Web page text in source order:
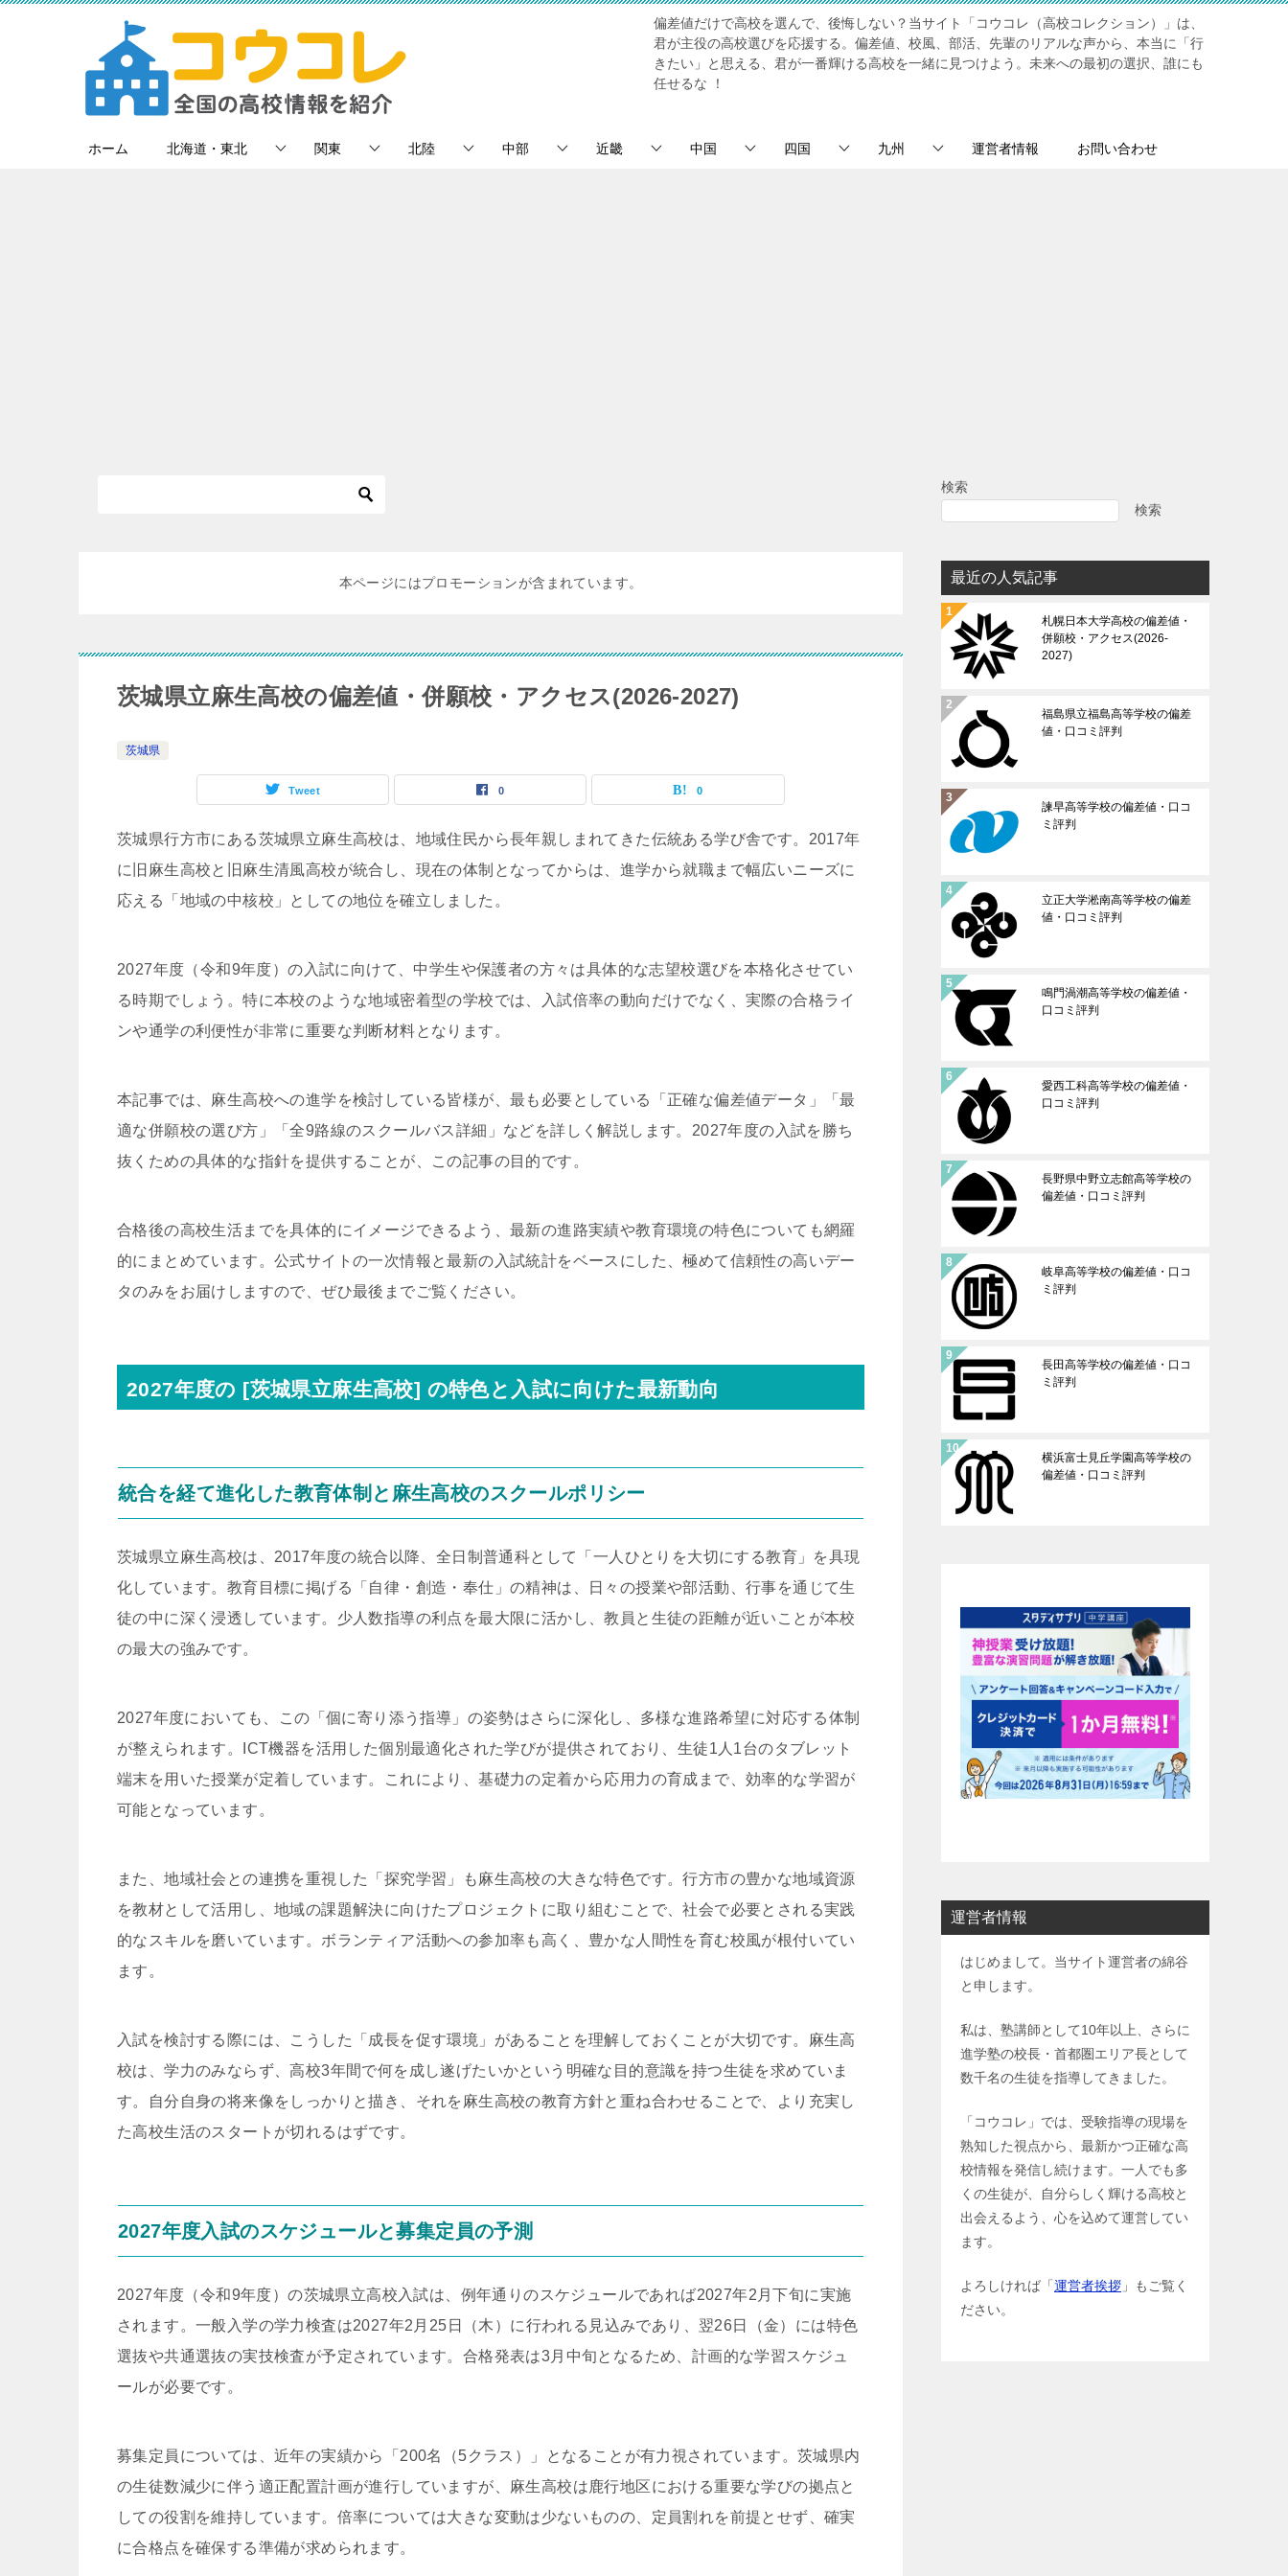
偏差値だけで高校を選んで、後悔しない？当サイト「コウコレ（高校コレクション）」は、
君が主役の高校選びを応援する。偏差値、校風、部活、先輩のリアルな声から、本当に「行
きたい」と思える、君が一番輝ける高校を一緒に見つけよう。未来への最初の選択、誰にも
任せるな ！
ホーム 北海道・東北 関東 北陸 中部 近畿 中国 四国 九州 運営者情報 お問い合わせ
本ページにはプロモーションが含まれています。
茨城県立麻生高校の偏差値・併願校・アクセス(2026-2027)
茨城県
Tweet 0 0
茨城県行方市にある茨城県立麻生高校は、地域住民から長年親しまれてきた伝統ある学び舎です。2017年
に旧麻生高校と旧麻生清風高校が統合し、現在の体制となってからは、進学から就職まで幅広いニーズに
応える「地域の中核校」としての地位を確立しました。
2027年度（令和9年度）の入試に向けて、中学生や保護者の方々は具体的な志望校選びを本格化させてい
る時期でしょう。特に本校のような地域密着型の学校では、入試倍率の動向だけでなく、実際の合格ライ
ンや通学の利便性が非常に重要な判断材料となります。
本記事では、麻生高校への進学を検討している皆様が、最も必要としている「正確な偏差値データ」「最
適な併願校の選び方」「全9路線のスクールバス詳細」などを詳しく解説します。2027年度の入試を勝ち
抜くための具体的な指針を提供することが、この記事の目的です。
合格後の高校生活までを具体的にイメージできるよう、最新の進路実績や教育環境の特色についても網羅
的にまとめています。公式サイトの一次情報と最新の入試統計をベースにした、極めて信頼性の高いデー
タのみをお届けしますので、ぜひ最後までご覧ください。
2027年度の [茨城県立麻生高校] の特色と入試に向けた最新動向
統合を経て進化した教育体制と麻生高校のスクールポリシー
茨城県立麻生高校は、2017年度の統合以降、全日制普通科として「一人ひとりを大切にする教育」を具現
化しています。教育目標に掲げる「自律・創造・奉仕」の精神は、日々の授業や部活動、行事を通じて生
徒の中に深く浸透しています。少人数指導の利点を最大限に活かし、教員と生徒の距離が近いことが本校
の最大の強みです。
2027年度においても、この「個に寄り添う指導」の姿勢はさらに深化し、多様な進路希望に対応する体制
が整えられます。ICT機器を活用した個別最適化された学びが提供されており、生徒1人1台のタブレット
端末を用いた授業が定着しています。これにより、基礎力の定着から応用力の育成まで、効率的な学習が
可能となっています。
また、地域社会との連携を重視した「探究学習」も麻生高校の大きな特色です。行方市の豊かな地域資源
を教材として活用し、地域の課題解決に向けたプロジェクトに取り組むことで、社会で必要とされる実践
的なスキルを磨いています。ボランティア活動への参加率も高く、豊かな人間性を育む校風が根付いてい
ます。
入試を検討する際には、こうした「成長を促す環境」があることを理解しておくことが大切です。麻生高
校は、学力のみならず、高校3年間で何を成し遂げたいかという明確な目的意識を持つ生徒を求めていま
す。自分自身の将来像をしっかりと描き、それを麻生高校の教育方針と重ね合わせることで、より充実し
た高校生活のスタートが切れるはずです。
2027年度入試のスケジュールと募集定員の予測
2027年度（令和9年度）の茨城県立高校入試は、例年通りのスケジュールであれば2027年2月下旬に実施
されます。一般入学の学力検査は2027年2月25日（木）に行われる見込みであり、翌26日（金）には特色
選抜や共通選抜の実技検査が予定されています。合格発表は3月中旬となるため、計画的な学習スケジュ
ールが必要です。
募集定員については、近年の実績から「200名（5クラス）」となることが有力視されています。茨城県内
の生徒数減少に伴う適正配置計画が進行していますが、麻生高校は鹿行地区における重要な学びの拠点と
しての役割を維持しています。倍率については大きな変動は少ないものの、定員割れを前提とせず、確実
に合格点を確保する準備が求められます。
検索
検索
最近の人気記事
札幌日本大学高校の偏差値・
併願校・アクセス(2026-
2027)
福島県立福島高等学校の偏差
値・口コミ評判
諫早高等学校の偏差値・口コ
ミ評判
立正大学淞南高等学校の偏差
値・口コミ評判
鳴門渦潮高等学校の偏差値・
口コミ評判
愛西工科高等学校の偏差値・
口コミ評判
長野県中野立志館高等学校の
偏差値・口コミ評判
岐阜高等学校の偏差値・口コ
ミ評判
長田高等学校の偏差値・口コ
ミ評判
横浜富士見丘学園高等学校の
偏差値・口コミ評判
運営者情報
はじめまして。当サイト運営者の綿谷
と申します。
私は、塾講師として10年以上、さらに
進学塾の校長・首都圏エリア長として
数千名の生徒を指導してきました。
「コウコレ」では、受験指導の現場を
熟知した視点から、最新かつ正確な高
校情報を発信し続けます。一人でも多
くの生徒が、自分らしく輝ける高校と
出会えるよう、心を込めて運営してい
ます。
よろしければ「運営者挨拶 」もご覧く
ださい。